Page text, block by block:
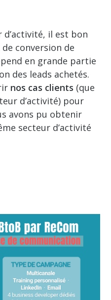
il est bon
conversion de
en grande partie
des leads achetés.
nos cas clients (que
d’activité) pour
avons pu obtenir
secteur d’activité